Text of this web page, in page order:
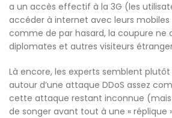
a un accès effectif à la 3G (les
accéder à internet avec leurs mobiles
comme de par hasard, la coupure ne
diplomates et autres visiteurs
Là encore, les experts semblent
autour d’une attaque DDoS assez
cette attaque restant inconnue (mais
de songer avant tout à une « réplique